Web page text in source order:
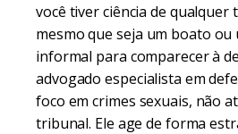
você tiver ciência de qualquer
mesmo que seja um boato ou
informal para comparecer à
advogado especialista em
foco em crimes sexuais, não
tribunal. Ele age de forma